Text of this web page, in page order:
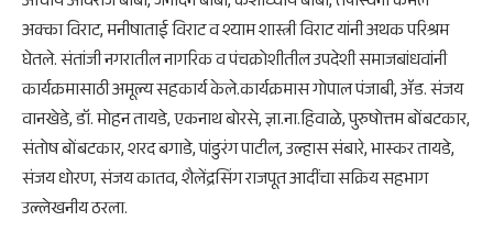
अक्का विराट, मनीषाताई विराट व श्याम शास्त्री विराट यांनी अथक परिश्रम
घेतले. संतांजी नगरातील नागरिक व पंचक्रोशीतील उपदेशी समाजबांधवांनी
कार्यक्रमासाठी अमूल्य सहकार्य केले.कार्यक्रमास गोपाल पंजाबी, ॲड. संजय
वानखेडे, डॉ. मोहन तायडे, एकनाथ बोरसे, ज्ञा.ना.हिवाळे, पुरुषोत्तम बोंबटकार,
संतोष बोंबटकार, शरद बगाडे, पांडुरंग पाटील, उल्हास संबारे, भास्कर तायडे,
संजय धोरण, संजय कातव, शैलेंद्रसिंग राजपूत आदींचा सक्रिय सहभाग
उल्लेखनीय ठरला.